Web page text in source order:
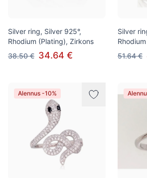
Silver ring, Silver 925°,
Rhodium (Plating), Zirkons
38.50 € 34.64 €
Silver
51.64 €
Alennus -10%